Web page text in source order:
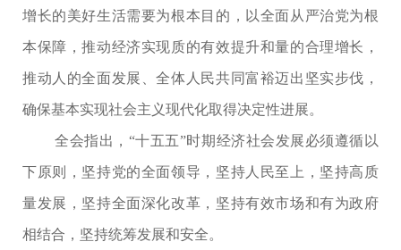
增长的美好生活需要为根本目的，以全面从严治党为根
本保障，推动经济实现质的有效提升和量的合理增长，
推动人的全面发展、全体人民共同富裕迈出坚实步伐，
确保基本实现社会主义现代化取得决定性进展。
全会指出，“十五五”时期经济社会发展必须遵循以
下原则，坚持党的全面领导，坚持人民至上，坚持高质
量发展，坚持全面深化改革，坚持有效市场和有为政府
相结合，坚持统筹发展和安全。